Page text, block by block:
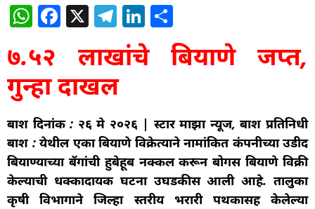
W
at
s
A
p
p
F
e
b
o
o
k
X T
el
e
g
m
Li
n
k
n
h
ar
७.५२ लाखांचे बियाणे जप्त,
गुन्हा दाखल
बार्शी दिनांक : २६ मे २०२६ | स्टार माझा न्यूज, बार्शी प्रतिनिधी
बार्शी : येथील एका बियाणे विक्रेत्याने नामांकित कंपनीच्या उडीद
बियाण्याच्या बॅगांची हुबेहूब नक्कल करून बोगस बियाणे विक्री
केल्याची धक्कादायक घटना उघडकीस आली आहे. तालुका
कृषी विभागाने जिल्हा स्तरीय भरारी पथकासह केलेल्या